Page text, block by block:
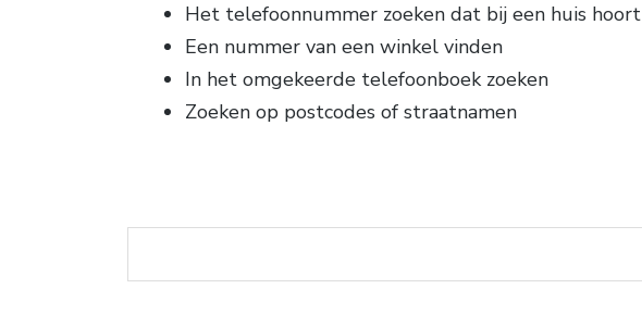
Het telefoonnummer zoeken dat bij een huis hoort
Een nummer van een winkel vinden
In het omgekeerde telefoonboek zoeken
Zoeken op postcodes of straatnamen